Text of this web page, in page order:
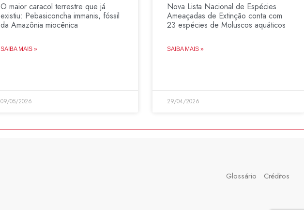
O maior caracol terrestre que já
existiu: Pebasiconcha immanis, fóssil
da Amazônia miocênica
SAIBA MAIS »
09/05/2026
Nova Lista Nacional de Espécies
Ameaçadas de Extinção conta com
23 espécies de Moluscos aquáticos
SAIBA MAIS »
29/04/2026
Glossário Créditos